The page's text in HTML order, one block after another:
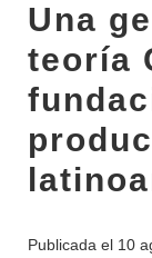
INSTITUCIONAL
Una
teoría
Publicada el 10